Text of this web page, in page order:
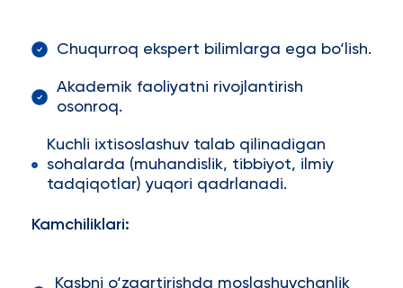
Chuqurroq ekspert bilimlarga ega bo‘lish.
Akademik faoliyatni rivojlantirish
osonroq.
Kuchli ixtisoslashuv talab qilinadigan
sohalarda (muhandislik, tibbiyot, ilmiy
tadqiqotlar) yuqori qadrlanadi.
Kamchiliklari:
Kasbni o‘zgartirishda moslashuvchanlik